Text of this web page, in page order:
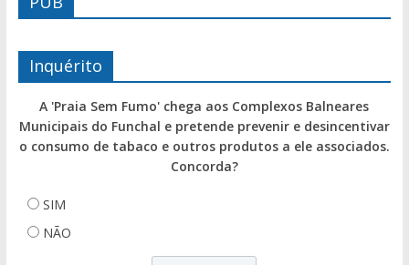
Inquérito
A 'Praia Sem Fumo' chega aos Complexos Balneares
Municipais do Funchal e pretende prevenir e desincentivar
o consumo de tabaco e outros produtos a ele associados.
Concorda?
SIM
NÃO